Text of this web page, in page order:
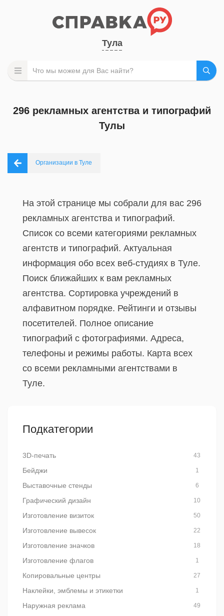
Тула
296 рекламных агентства и типографий
Тулы
Организации в Туле
На этой странице мы собрали для вас 296
рекламных агентства и типографий.
Список со всеми категориями рекламных
агентств и типографий. Актуальная
информация обо всех веб-студиях в Туле.
Поиск ближайших к вам рекламных
агентства. Сортировка учреждений в
алфавитном порядке. Рейтинги и отзывы
посетителей. Полное описание
типографий с фотографиями. Адреса,
телефоны и режимы работы. Карта всех
со всеми рекламными агентствами в
Туле.
Подкатегории
3D-печать 43
Бейджи 1
Выставочные стенды 6
Графический дизайн 10
Изготовление визиток 50
Изготовление вывесок 22
Изготовление значков 18
Изготовление флагов 1
Копировальные центры 27
Наклейки, эмблемы и этикетки 1
Наружная реклама 49